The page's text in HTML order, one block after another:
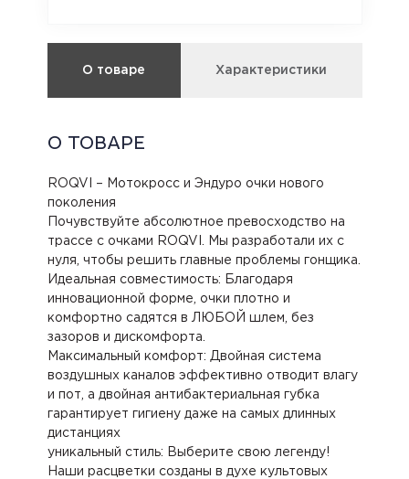
О товаре Характеристики
О ТОВАРЕ
ROQVI – Мотокросс и Эндуро очки нового
поколения
Почувствуйте абсолютное превосходство на
трассе с очками ROQVI. Мы разработали их с
нуля, чтобы решить главные проблемы гонщика.
Идеальная совместимость: Благодаря
инновационной форме, очки плотно и
комфортно садятся в ЛЮБОЙ шлем, без
зазоров и дискомфорта.
Максимальный комфорт: Двойная система
воздушных каналов эффективно отводит влагу
и пот, а двойная антибактериальная губка
гарантирует гигиену даже на самых длинных
дистанциях
уникальный стиль: Выберите свою легенду!
Наши расцветки созданы в духе культовых